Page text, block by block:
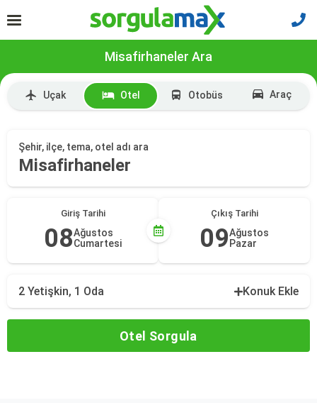
Misafirhaneler Ara
Uçak Otel Otobüs Araç
Şehir, ilçe, tema, otel adı ara
Misafirhaneler
Giriş Tarihi
08Ağustos
Cumartesi
Çıkış Tarihi
09Ağustos
Pazar
2 Yetişkin, 1 Oda Konuk Ekle
Otel Sorgula